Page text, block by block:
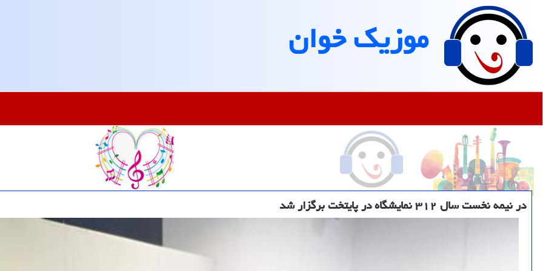
موزیك خوان
در نیمه نخست سال ۳۱۲ نمایشگاه در پایتخت برگزار شد